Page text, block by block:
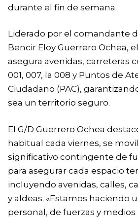
durante el fin de semana.
Liderado por el comandante
Bencir Eloy Guerrero Ochea,
asegura avenidas, carreteras
001, 007, la 008 y Puntos de
Ciudadano (PAC),
sea un territorio seguro.
El G/D Guerrero Ochea
habitual cada viernes, se
significativo contingente de
para asegurar cada espacio
incluyendo avenidas, calles,
y aldeas. «Estamos haciendo
personal, de fuerzas y medios